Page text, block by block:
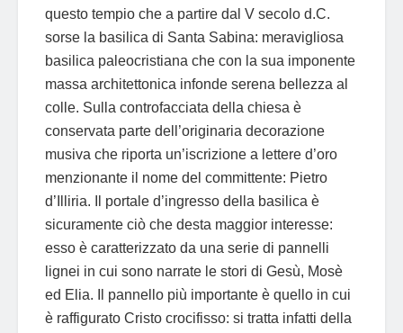
questo tempio che a partire dal V secolo d.C.
sorse la basilica di Santa Sabina: meravigliosa
basilica paleocristiana che con la sua imponente
massa architettonica infonde serena bellezza al
colle. Sulla controfacciata della chiesa è
conservata parte dell’originaria decorazione
musiva che riporta un’iscrizione a lettere d’oro
menzionante il nome del committente: Pietro
d’Illiria. Il portale d’ingresso della basilica è
sicuramente ciò che desta maggior interesse:
esso è caratterizzato da una serie di pannelli
lignei in cui sono narrate le stori di Gesù, Mosè
ed Elia. Il pannello più importante è quello in cui
è raffigurato Cristo crocifisso: si tratta infatti della